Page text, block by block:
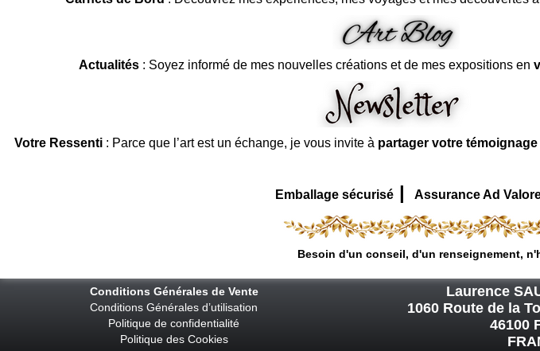
Actualités: Soyez informé de mes nouvelles créations et de mes expositions en
Votre Ressenti: Parce que l’art est un échange, je vous invite à partager votre
Emballage sécurisé | Assurance Ad
Besoin d'un conseil, d'un renseignement,
Conditions Générales de Vente
Conditions Générales d’utilisation
Politique de confidentialité
Politique des Cookies
Laurence
1060 Route de la
46100